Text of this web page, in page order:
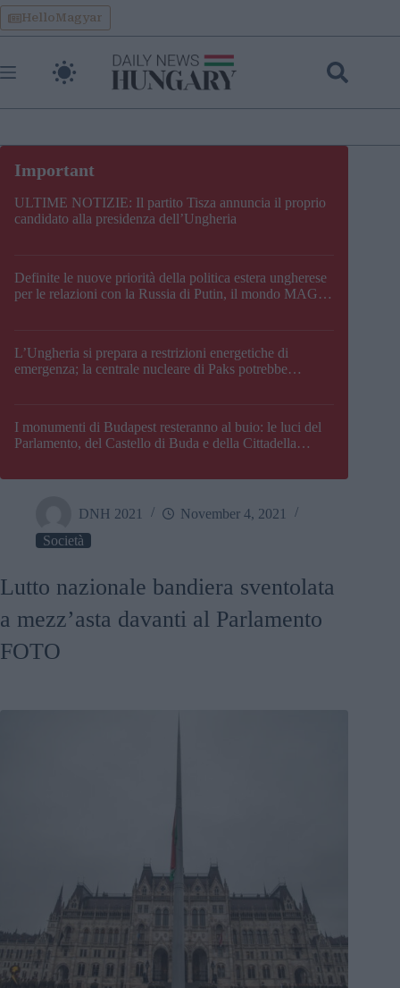
Skip
to
content
HelloMagyar
ULTIME NOTIZIE: Il partito Tisza annuncia il proprio
candidato alla presidenza dell’Ungheria
Definite le nuove priorità della politica estera ungherese
per le relazioni con la Russia di Putin, il mondo MAGA,
L’Ungheria si prepara a restrizioni energetiche di
emergenza; la centrale nucleare di Paks potrebbe
I monumenti di Budapest resteranno al buio: le luci del
Parlamento, del Castello di Buda e della Cittadella
DNH 2021
November 4, 2021
Società
Lutto nazionale bandiera sventolata
a mezz’asta davanti al Parlamento
FOTO